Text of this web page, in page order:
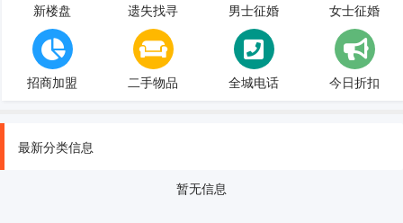
新楼盘 遗失找寻 男士征婚 女士征婚
招商加盟 二手物品 全城电话 今日折扣
最新分类信息
暂无信息